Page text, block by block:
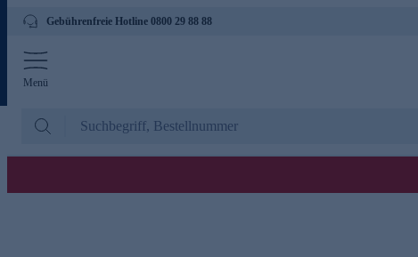
Gebührenfreie Hotline 0800 29 88 88
Menü